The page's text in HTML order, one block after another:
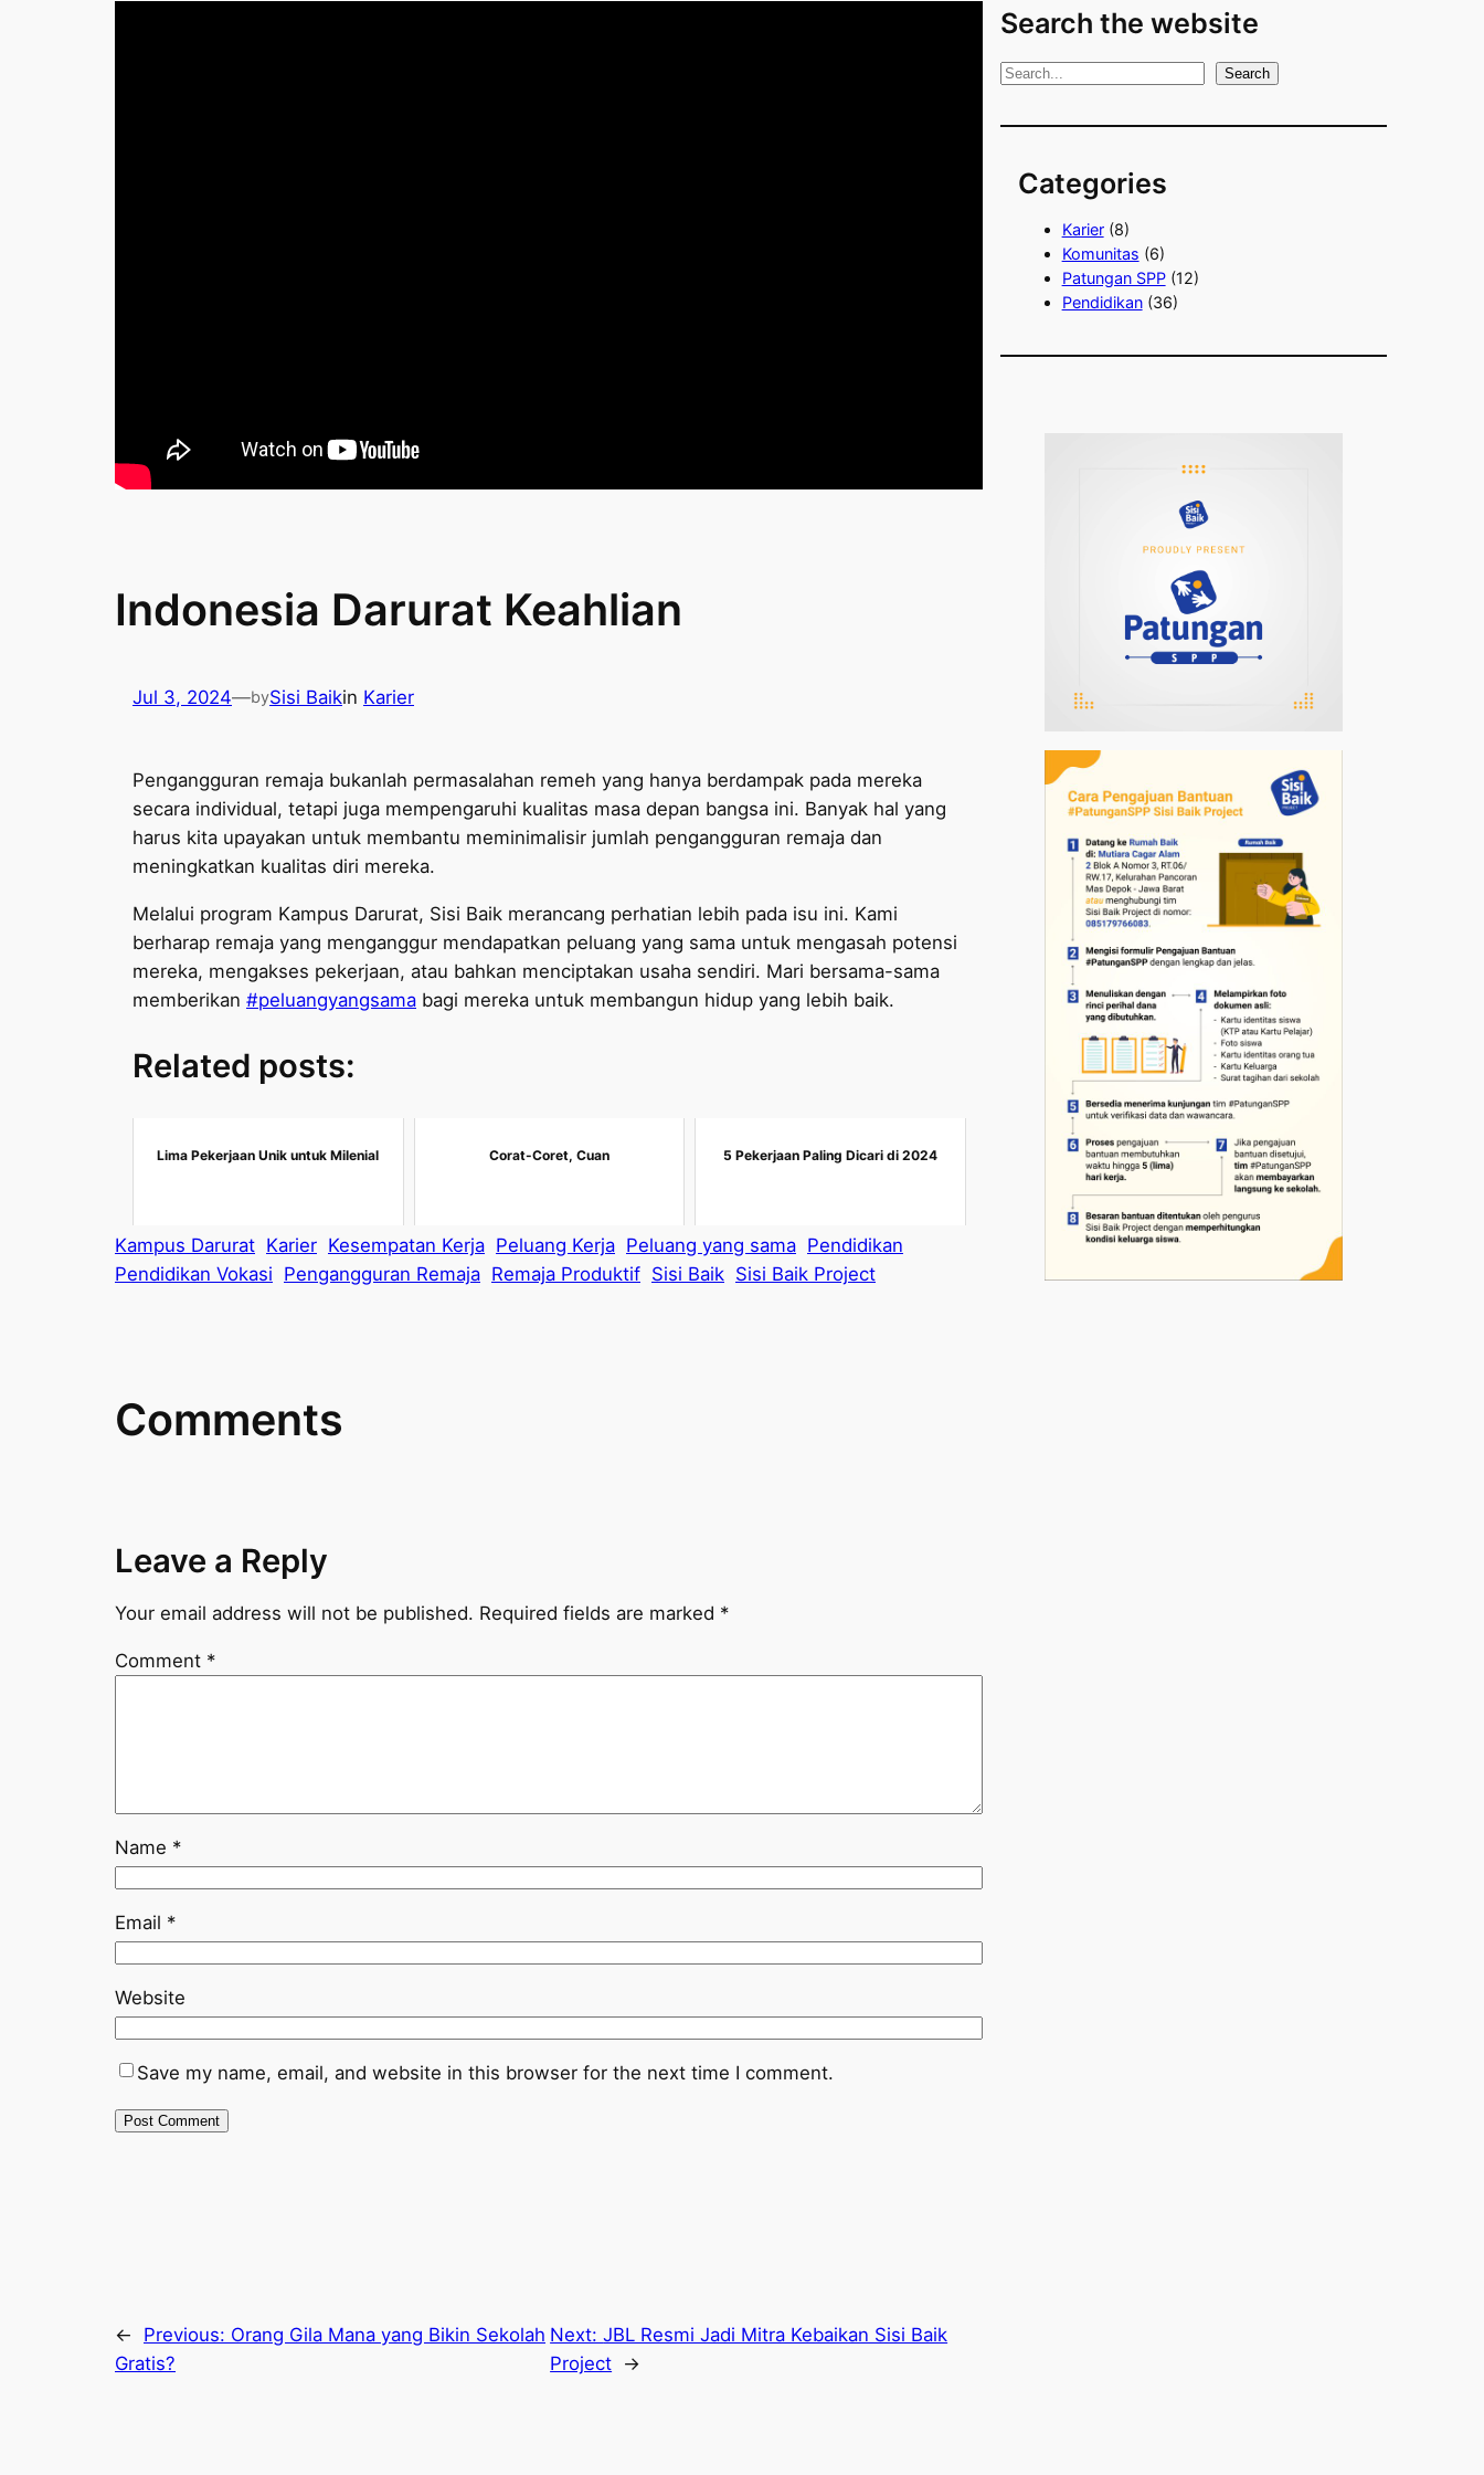
Indonesia Darurat Keahlian
Jul 3, 2024—bySisi Baikin Karier
Pengangguran remaja bukanlah permasalahan remeh yang hanya berdampak pada mereka
secara individual, tetapi juga mempengaruhi kualitas masa depan bangsa ini. Banyak hal yang
harus kita upayakan untuk membantu meminimalisir jumlah pengangguran remaja dan
meningkatkan kualitas diri mereka.
Melalui program Kampus Darurat, Sisi Baik merancang perhatian lebih pada isu ini. Kami
berharap remaja yang menganggur mendapatkan peluang yang sama untuk mengasah potensi
mereka, mengakses pekerjaan, atau bahkan menciptakan usaha sendiri. Mari bersama-sama
memberikan #peluangyangsama bagi mereka untuk membangun hidup yang lebih baik.
Related posts:
Lima Pekerjaan Unik untuk Milenial Corat-Coret, Cuan 5 Pekerjaan Paling Dicari di 2024
Kampus Darurat Karier Kesempatan Kerja Peluang Kerja Peluang yang sama Pendidikan
Pendidikan Vokasi Pengangguran Remaja Remaja Produktif Sisi Baik Sisi Baik Project
Comments
Leave a Reply
Your email address will not be published. Required fields are marked *
Comment *
Name *
Email *
Website
Save my name, email, and website in this browser for the next time I comment.
← Previous: Orang Gila Mana yang Bikin Sekolah
Gratis?
Next:JBL Resmi Jadi Mitra Kebaikan Sisi Baik
Project →
Search the website
S
a
Search
Categories
Karier(8)
Komunitas (6)
Patungan SPP(12)
Pendidikan(36)